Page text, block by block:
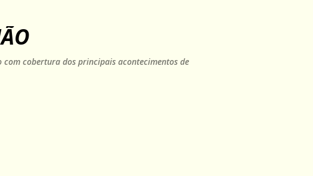
com cobertura dos principais acontecimentos de